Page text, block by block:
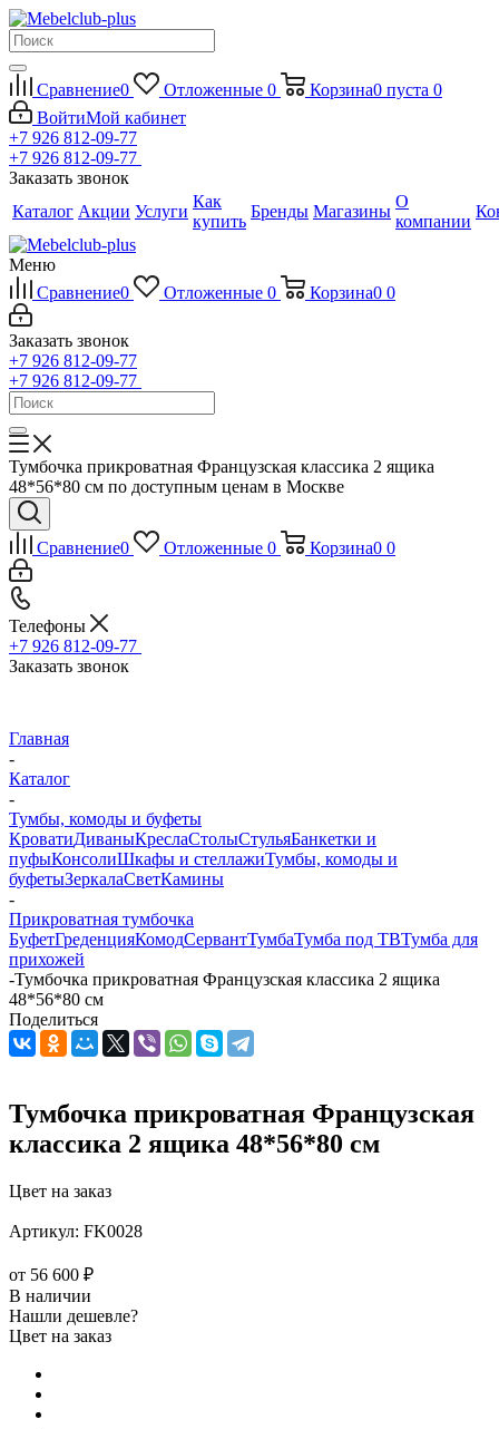
Сравнение0 Отложенные 0 Корзина0 пуста 0
ВойтиМой кабинет
+7 926 812-09-77
+7 926 812-09-77
Заказать звонок
Каталог Акции Услуги
Как
купить
Бренды Магазины
О
компании
Меню
Сравнение0 Отложенные 0 Корзина0 0
Заказать звонок
+7 926 812-09-77
+7 926 812-09-77
Тумбочка прикроватная Французская классика 2 ящика
48*56*80 см по доступным ценам в Москве
Сравнение0 Отложенные 0 Корзина0 0
Телефоны
+7 926 812-09-77
Заказать звонок
Главная
-
Каталог
-
Тумбы, комоды и буфеты
КроватиДиваныКреслаСтолыСтульяБанкетки и
пуфыКонсолиШкафы и стеллажиТумбы, комоды и
буфетыЗеркалаСветКамины
-
Прикроватная тумбочка
БуфетГреденцияКомодСервантТумбаТумба под ТВТумба для
прихожей
-Тумбочка прикроватная Французская классика 2 ящика
48*56*80 см
Поделиться
Тумбочка прикроватная Французская
классика 2 ящика 48*56*80 см
Цвет на заказ
Артикул: FK0028
от 56 600 ₽
В наличии
Нашли дешевле?
Цвет на заказ